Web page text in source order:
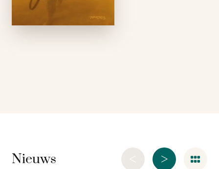
2012 ziet de …
Nieuws >
<